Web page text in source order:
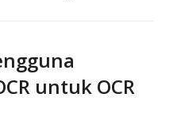
untuk OCR